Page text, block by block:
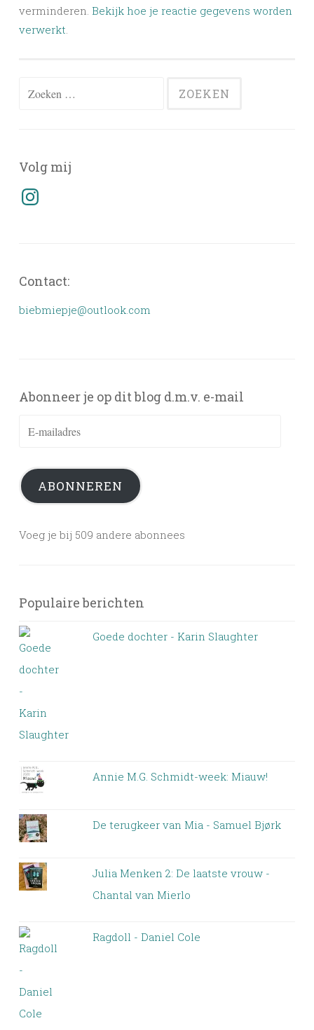
verminderen. Bekijk hoe je reactie gegevens worden
verwerkt.
Zoeken
Volg mij
Instagram
Contact:
biebmiepje@outlook.com
Abonneer je op dit blog d.m.v. e-mail
ABONNEREN
Voeg je bij 509 andere abonnees
Populaire berichten
Goede dochter - Karin Slaughter
Annie M.G. Schmidt-week: Miauw!
De terugkeer van Mia - Samuel Bjørk
Julia Menken 2: De laatste vrouw -
Chantal van Mierlo
Ragdoll - Daniel Cole